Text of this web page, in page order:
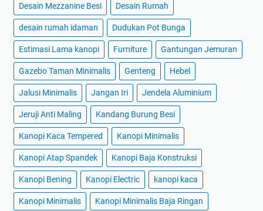
Desain Mezzanine Besi Desain Rumah
desain rumah idaman Dudukan Pot Bunga
Estimasi Lama kanopi Furniture Gantungan Jemuran
Gazebo Taman Minimalis Genteng Hebel
Jalusi Minimalis Jangan Iri Jendela Aluminium
Jeruji Anti Maling Kandang Burung Besi
Kanopi Kaca Tempered Kanopi Minimalis
Kanopi Atap Spandek Kanopi Baja Konstruksi
Kanopi Bening Kanopi Electric kanopi kaca
Kanopi Minimalis Kanopi Minimalis Baja Ringan